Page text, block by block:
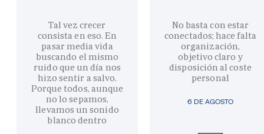
Tal vez crecer
consista en eso. En
pasar media vida
buscando el mismo
ruido que un día nos
hizo sentir a salvo.
Porque todos, aunque
no lo sepamos,
llevamos un sonido
blanco dentro
6 DE AGOSTO
No basta con estar
conectados; hace falta
organización,
objetivo claro y
disposición al coste
personal